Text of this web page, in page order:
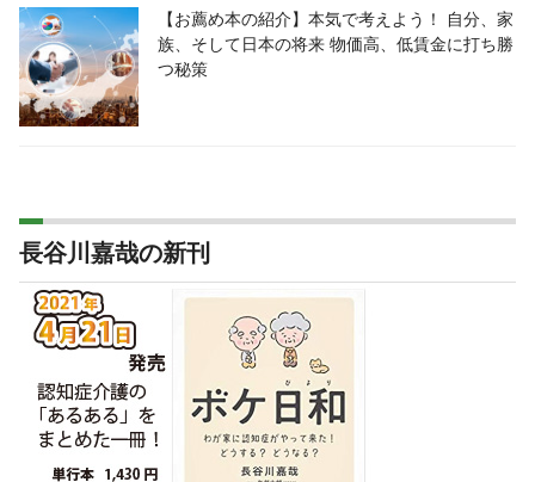
【お薦め本の紹介】本気で考えよう！ 自分、家
族、そして日本の将来 物価高、低賃金に打ち勝
つ秘策
長谷川嘉哉の新刊